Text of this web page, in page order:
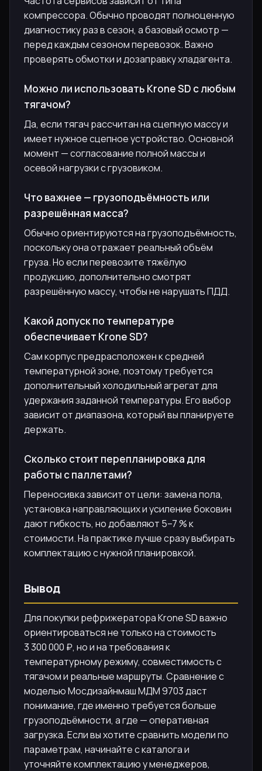
компрессора. Обычно проводят полноценную
диагностику раз в сезон, а базовый осмотр —
перед каждым сезоном перевозок. Важно
проверять обмотки и дозаправку хладагента.
Можно ли использовать Krone SD с любым
тягачом?
Да, если тягач рассчитан на сцепную массу и
имеет нужное сцепное устройство. Основной
момент — согласование полной массы и
осевой нагрузки с грузовиком.
Что важнее — грузоподъёмность или
разрешённая масса?
Обычно ориентируются на грузоподъёмность,
поскольку она отражает реальный объём
груза. Но если перевозите тяжёлую
продукцию, дополнительно смотрят
разрешённую массу, чтобы не нарушать ПДД.
Какой допуск по температуре
обеспечивает Krone SD?
Сам корпус предрасположен к средней
температурной зоне, поэтому требуется
дополнительный холодильный агрегат для
удержания заданной температуры. Его выбор
зависит от диапазона, который вы планируете
держать.
Сколько стоит перепланировка для
работы с паллетами?
Переносивка зависит от цели: замена пола,
установка направляющих и усиление боковин
дают гибкость, но добавляют 5–7 % к
стоимости. На практике лучше сразу выбирать
комплектацию с нужной планировкой.
Вывод
Для покупки рефрижератора Krone SD важно
ориентироваться не только на стоимость
3 300 000 ₽, но и на требования к
температурному режиму, совместимость с
тягачом и реальные маршруты. Сравнение с
моделью Мосдизайнмаш МДМ 9703 даст
понимание, где именно требуется больше
грузоподъёмности, а где — оперативная
загрузка. Если вы хотите сравнить модели по
параметрам, начинайте с каталога и
уточняйте комплектацию у менеджеров,